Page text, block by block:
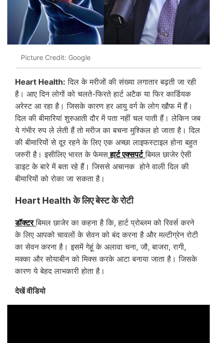
Picture Credit: Google
Heart Health: दिल के मरीजों की संख्या लगातार बढ़ती जा रही
है। आए दिन लोगों को चलते-फिरते हार्ट अटैक या फिर कार्डियक
अरेस्ट आ रहा है। जिसके कारण हर आयु वर्ग के लोग खौफ में हैं।
दिल की बीमारियां शुरुआती दौर में पता नहीं चल पाती हैं। लेकिन जब
ये गंभीर रुप ले लेती हैं तो मरीज का बचना मुश्किल हो जाता है। दिल
की बीमारियों से दूर रहने के लिए एक अच्छा लाइफस्टाइल होना बहुत
जरुरी है। इसीलिए भारत के फेमसहार्ट एक्सपर्ट बिमल छाजेर ऐसी
डाइट के बारे में बता रहे हैं। जिससे अचानक होने वाली दिल की
बीमारियों को रोका जा सकता है।
Heart Health के लिए बेस्ट के रोटी
डॉक्टर बिमल छाजेर का कहना है कि, हार्ट प्रोब्लम को रिवर्स करने
के लिए आपको चावलों के सेवन को बंद करना है और मल्टीग्रेन रोटी
का सेवन करना है। इसमें गेहूं के अलावा चना, जौ, बाजरा, रागी,
मक्का और सोयाबीन को मिक्स करके आटा बनाया जाता है। जिसके
कारण ये बेहद लाभकारी होता है।
देखें वीडियो